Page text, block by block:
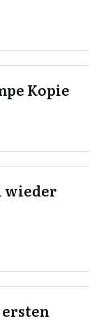
Kopie
wieder